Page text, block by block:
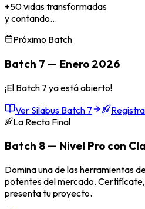
+50 vidas transformadas
y contando...
Próximo Batch
Batch 7 — Enero 2026
¡El Batch 7 ya está abierto!
Ver Silabus Batch 7
La Recta Final
Batch 8 — Nivel Pro con
Domina una de las herramientas
potentes del mercado.
presenta tu proyecto.